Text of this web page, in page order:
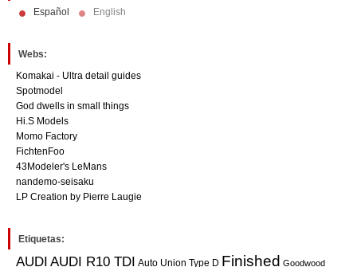
Español
English
Webs:
Komakai - Ultra detail guides
Spotmodel
God dwells in small things
Hi.S Models
Momo Factory
FichtenFoo
43Modeler's LeMans
nandemo-seisaku
LP Creation by Pierre Laugie
Etiquetas:
AUDI AUDI R10 TDI Auto Union Type D Finished Goodwood